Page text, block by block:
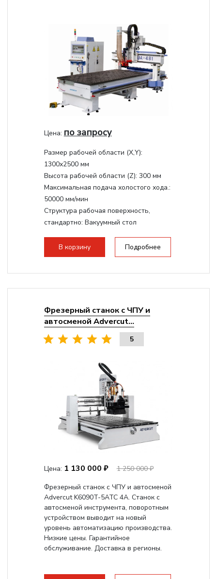
Цена: по запросу
Размер рабочей области (Х,Y):
1300x2500 мм
Высота рабочей области (Z): 300 мм
Максимальная подача холостого хода.:
50000 мм/мин
Структура рабочая поверхность,
стандартно: Вакуумный стол
Мощность инвертора:
10500 Вт
Охлаждение шпинделя:Воздушное
В корзину Подробнее
Фрезерный станок с ЧПУ и
автосменой Advercut...
5
Цена: 1 130 000 ₽
1 250 000 ₽
Фрезерный станок с ЧПУ и автосменой
Advercut K6090T-5ATC 4A. Станок с
автосменой инструмента, поворотным
устройством выводит на новый
уровень автоматизацию производства.
Низкие цены. Гарантийное
обслуживание. Доставка в регионы.